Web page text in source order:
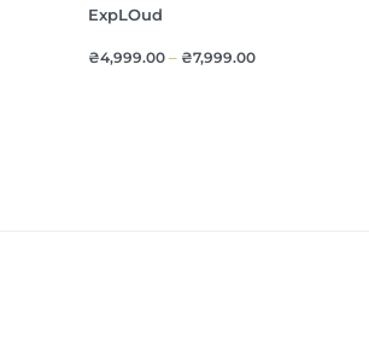
ExpLOud
₴4,999.00 – ₴7,999.00